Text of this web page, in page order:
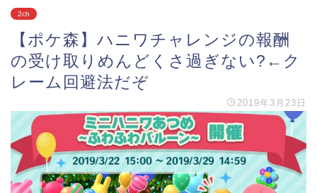
2ch
【ポケ森】ハニワチャレンジの報酬
の受け取りめんどくさ過ぎない?←ク
レーム回避法だぞ
2019年3月23日